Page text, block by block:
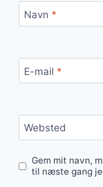
Navn *
E-mail *
Websted
Gem mit navn,
til næste gang